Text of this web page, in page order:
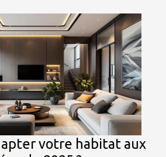
votre habitat aux